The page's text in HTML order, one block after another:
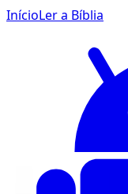
InícioLer a Bíblia